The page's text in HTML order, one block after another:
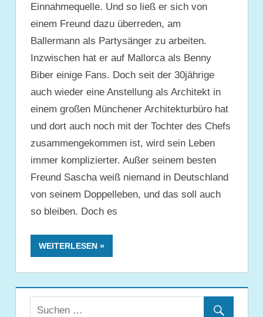
Einnahmequelle. Und so ließ er sich von
einem Freund dazu überreden, am
Ballermann als Partysänger zu arbeiten.
Inzwischen hat er auf Mallorca als Benny
Biber einige Fans. Doch seit der 30jährige
auch wieder eine Anstellung als Architekt in
einem großen Münchener Architekturbüro hat
und dort auch noch mit der Tochter des Chefs
zusammengekommen ist, wird sein Leben
immer komplizierter. Außer seinem besten
Freund Sascha weiß niemand in Deutschland
von seinem Doppelleben, und das soll auch
so bleiben. Doch es
WEITERLESEN